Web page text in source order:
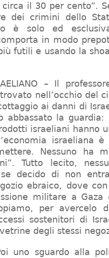
il 30 per cento”.
dei crimini dello
è solo ed
in modo
futili e usando la
– Il
nell’occhio del
ai danni di
abbassato la guardia:
israeliani hanno
israeliana è
Nessuno ha
Tutto lecito,
decido di non
ebraico, dove
militare a
per avercelo
sostenitori di
degli stessi
uno sguardo alla